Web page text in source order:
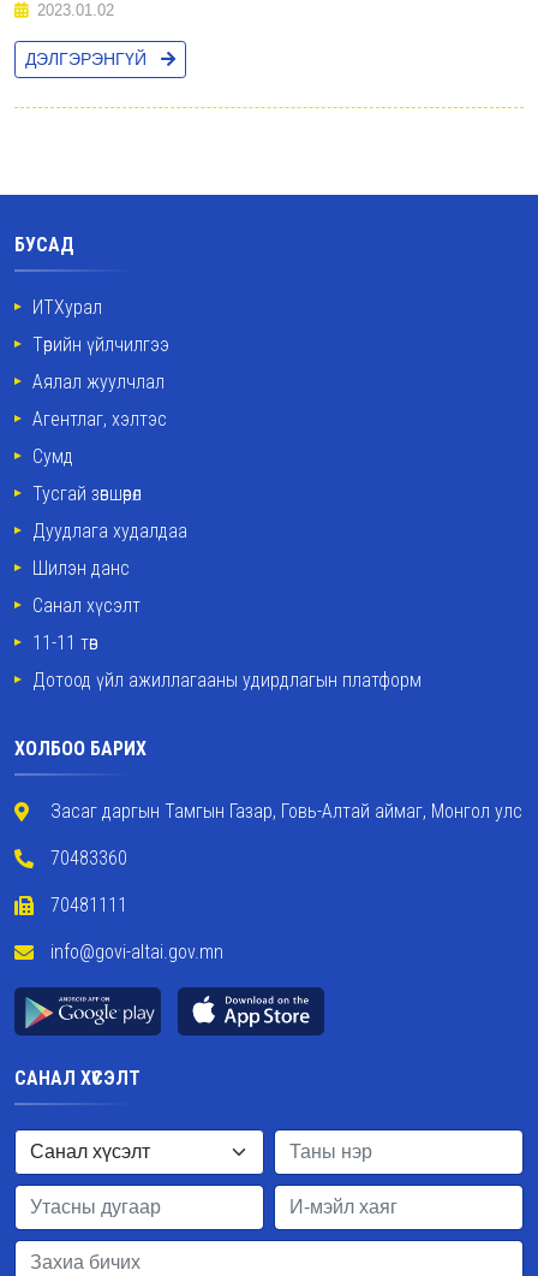
2023.01.02
ДЭЛГЭРЭНГҮЙ
БУСАД
ИТХурал
Төрийн үйлчилгээ
Аялал жуулчлал
Агентлаг, хэлтэс
Сумд
Тусгай зөвшөөрөл
Дуудлага худалдаа
Шилэн данс
Санал хүсэлт
11-11 төв
Дотоод үйл ажиллагааны удирдлагын платформ
ХОЛБОО БАРИХ
Засаг даргын Тамгын Газар, Говь-Алтай аймаг, Монгол улс
70483360
70481111
info@govi-altai.gov.mn
САНАЛ ХҮСЭЛТ